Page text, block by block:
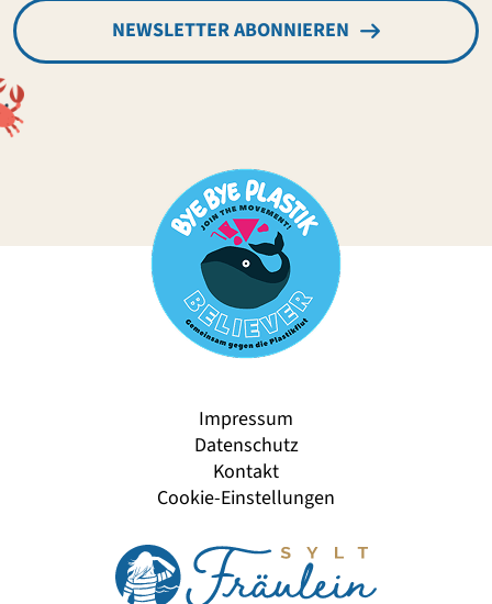
NEWSLETTER ABONNIEREN
Impressum
Datenschutz
Kontakt
Cookie-Einstellungen